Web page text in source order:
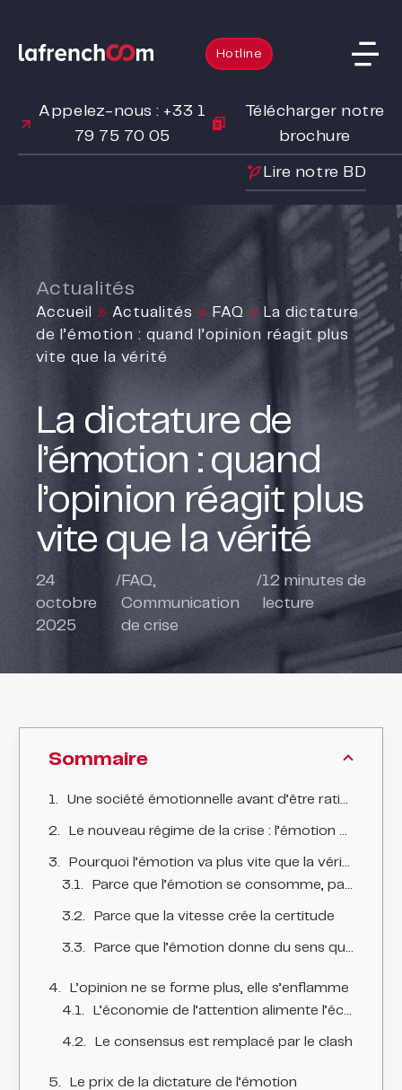
Hotline
Appelez-nous : +33 1
79 75 70 05
Télécharger notre
brochure
Lire notre BD
Actualités
Accueil » Actualités » FAQ » La dictature
de l’émotion : quand l’opinion réagit plus
vite que la vérité
La dictature de
l’émotion : quand
l’opinion réagit plus
vite que la vérité
24
octobre
2025
/FAQ,
Communication
de crise
/12 minutes de
lecture
Sommaire
Une société émotionnelle avant d’être rationnelle
Le nouveau régime de la crise : l’émotion d’abord, les faits ensuite
Pourquoi l’émotion va plus vite que la vérité
Parce que l’émotion se consomme, pas la preuve
Parce que la vitesse crée la certitude
Parce que l’émotion donne du sens quand les faits en manquent
L’opinion ne se forme plus, elle s’enflamme
L’économie de l’attention alimente l’économie de l’indignation
Le consensus est remplacé par le clash
Le prix de la dictature de l’émotion